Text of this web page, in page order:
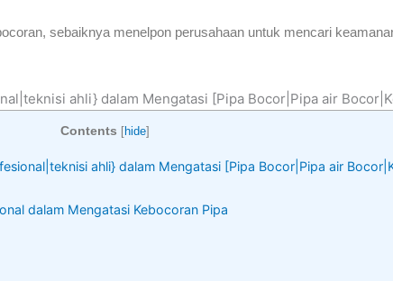
sebaiknya menelpon perusahaan untuk mencari
ahli} dalam Mengatasi [Pipa Bocor|Pipa air
Contents [hide]
ahli} dalam Mengatasi [Pipa Bocor|Pipa air
dalam Mengatasi Kebocoran Pipa